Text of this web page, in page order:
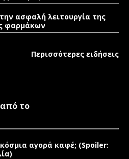
ασφαλή λειτουργία της
φαρμάκων
Περισσότερες ειδήσεις
από το
αγορά καφέ; (Spoiler: